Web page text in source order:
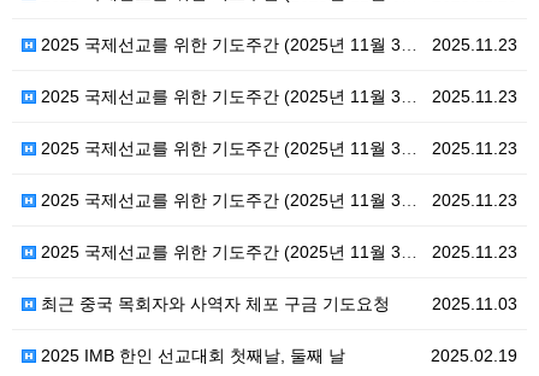
2025.11.23
2025 국제선교를 위한 기도주간 (2025년 11월 30일 - 12월 7일) / 제 5일차
2025.11.23
2025 국제선교를 위한 기도주간 (2025년 11월 30일 - 12월 7일) / 제 4일차
2025.11.23
2025 국제선교를 위한 기도주간 (2025년 11월 30일 - 12월 7일) / 제 3일차
2025.11.23
2025 국제선교를 위한 기도주간 (2025년 11월 30일 - 12월 7일) / 제 2일차
2025.11.23
2025 국제선교를 위한 기도주간 (2025년 11월 30일 - 12월 7일) / 제 1일차
2025.11.03
최근 중국 목회자와 사역자 체포 구금 기도요청
2025.02.19
2025 IMB 한인 선교대회 첫째날, 둘째 날